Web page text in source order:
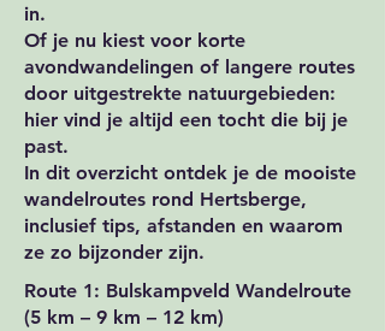
in.
Of je nu kiest voor korte
avondwandelingen of langere routes
door uitgestrekte natuurgebieden:
hier vind je altijd een tocht die bij je
past.
In dit overzicht ontdek je de mooiste
wandelroutes rond Hertsberge,
inclusief tips, afstanden en waarom
ze zo bijzonder zijn.
Route 1: Bulskampveld Wandelroute
(5 km – 9 km – 12 km)